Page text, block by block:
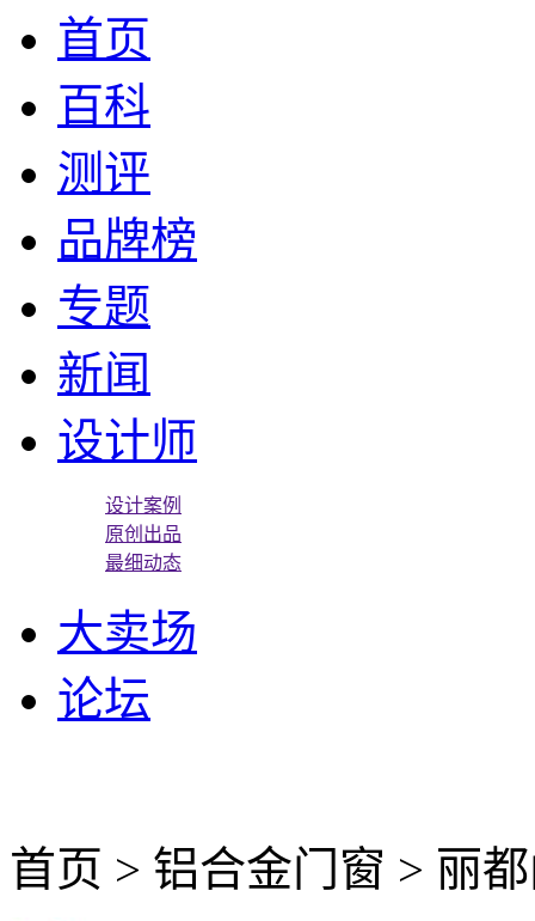
首页
百科
测评
品牌榜
专题
新闻
设计师
设计案例
原创出品
最细动态
大卖场
论坛
首页 > 铝合金门窗 > 丽